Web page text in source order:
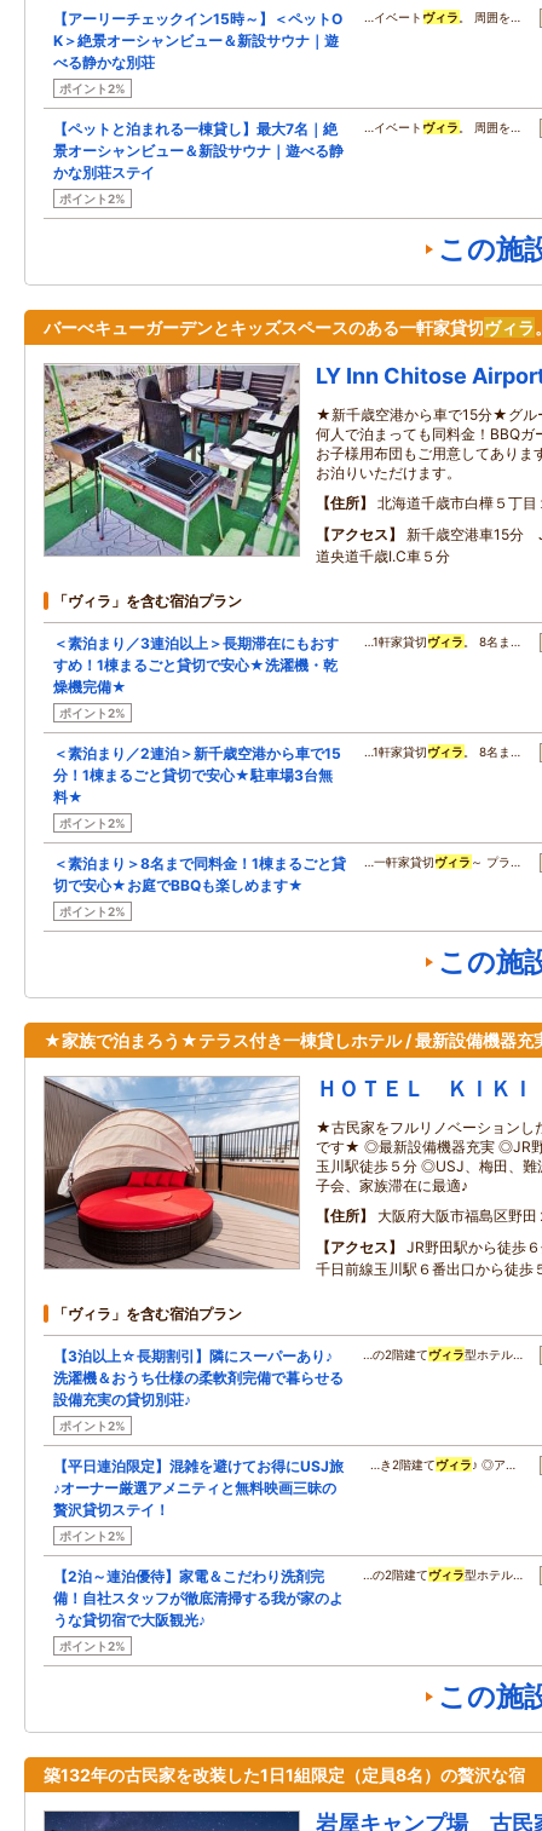
【アーリーチェックイン15時～】＜ペットO
K＞絶景オーシャンビュー＆新設サウナ｜遊
べる静かな別荘
ポイント2%
…イベート ヴィラ 。 周囲を…
【ペットと泊まれる一棟貸し】最大7名｜絶
景オーシャンビュー＆新設サウナ｜遊べる静
かな別荘ステイ
ポイント2%
…イベート ヴィラ 。 周囲を…
この施
バーべキューガーデンとキッズスペースのある一軒家貸切ヴィラ
LY Inn Chitose
★新千歳空港から車で15分★グル
何人で泊まっても同料金！BBQガ
お子様用布団もご用意してありま
お泊りいただけます。
住所
北海道千歳市白樺５丁目
アクセス
新千歳空港車15
道央道千歳I.C車５分
「ヴィラ」を含む宿泊プラン
＜素泊まり／3連泊以上＞長期滞在にもおす
すめ！1棟まるごと貸切で安心★洗濯機・乾
燥機完備★
ポイント2%
…1軒家貸切ヴィラ 。 8名ま…
＜素泊まり／2連泊＞新千歳空港から車で15
分！1棟まるごと貸切で安心★駐車場3台無
料★
ポイント2%
…1軒家貸切ヴィラ 。 8名ま…
＜素泊まり＞8名まで同料金！1棟まるごと貸
切で安心★お庭でBBQも楽しめます★
ポイント2%
…一軒家貸切ヴィラ ～ プラ…
この施
★家族で泊まろう★テラス付き一棟貸しホテル / 最新設備機器充
ＨＯＴＥＬ ＫＩＫＩ
★古民家をフルリノベーションし
です★ ◎最新設備機器充実 ◎JR
玉川駅徒歩５分 ◎USJ、梅田、
子会、家族滞在に最適♪
住所
大阪府大阪市福島区野
アクセス
JR野田駅から徒歩
千日前線玉川駅６番出口から徒歩
「ヴィラ」を含む宿泊プラン
【3泊以上☆長期割引】隣にスーパーあり♪
洗濯機＆おうち仕様の柔軟剤完備で暮らせる
設備充実の貸切別荘♪
ポイント2%
…の2階建てヴィラ型ホテル…
【平日連泊限定】混雑を避けてお得にUSJ旅
♪オーナー厳選アメニティと無料映画三昧の
贅沢貸切ステイ！
ポイント2%
…き2階建てヴィラ ♪ ◎ア…
【2泊～連泊優待】家電＆こだわり洗剤完
備！自社スタッフが徹底清掃する我が家のよ
うな貸切宿で大阪観光♪
ポイント2%
…の2階建てヴィラ型ホテル…
この施
築132年の古民家を改装した1日1組限定（定員8名）の贅沢な宿
岩屋キャンプ場 古民